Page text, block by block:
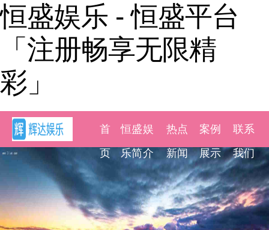
恒盛娱乐 - 恒盛平台
「注册畅享无限精
彩」
首
页
恒盛娱
乐简介
热点
新闻
案例
展示
联系
我们